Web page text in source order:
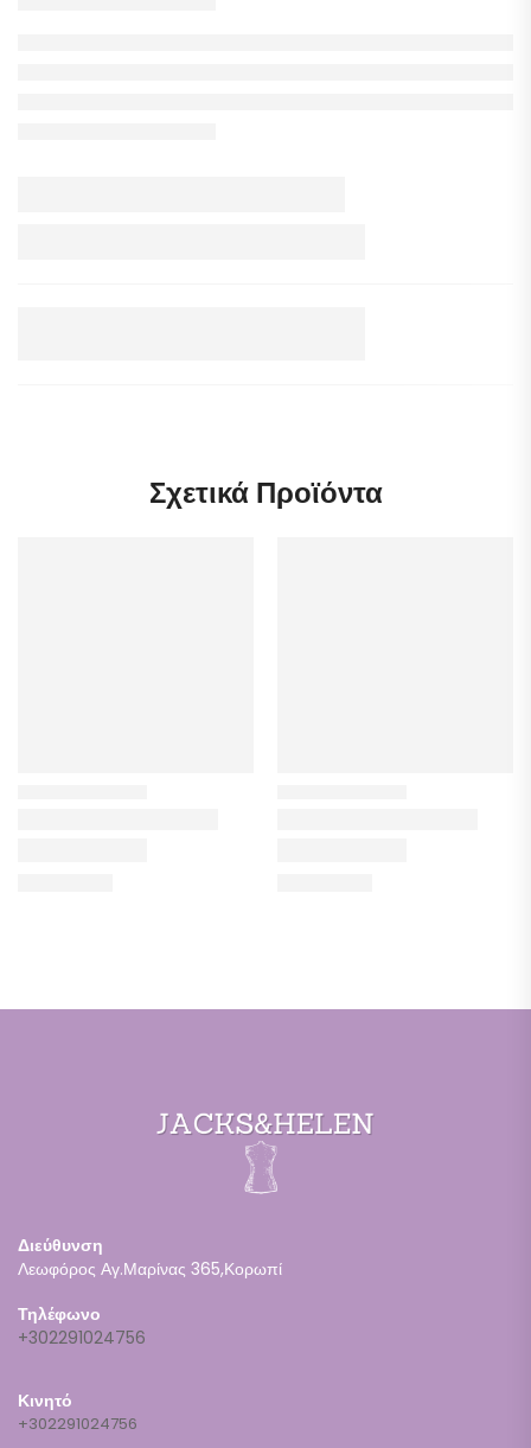
Σχετικά Προϊόντα
Διεύθυνση
Λεωφόρος Αγ.Μαρίνας 365,Κορωπί
Τηλέφωνο
+302291024756
Κινητό
+302291024756